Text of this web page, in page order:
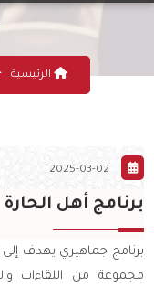
الرئيسية
برنامج أهل الحارة
برنامج جماهيري يهدف إلى
مجموعة من اللقاءات